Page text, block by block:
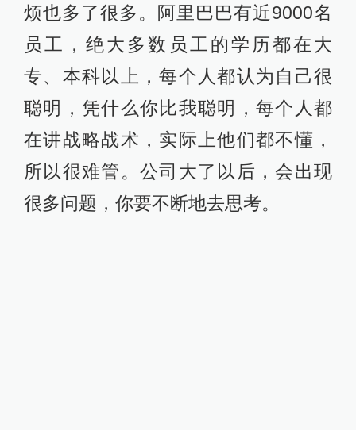
烦也多了很多。阿里巴巴有近9000名
员工，绝大多数员工的学历都在大
专、本科以上，每个人都认为自己很
聪明，凭什么你比我聪明，每个人都
在讲战略战术，实际上他们都不懂，
所以很难管。公司大了以后，会出现
很多问题，你要不断地去思考。